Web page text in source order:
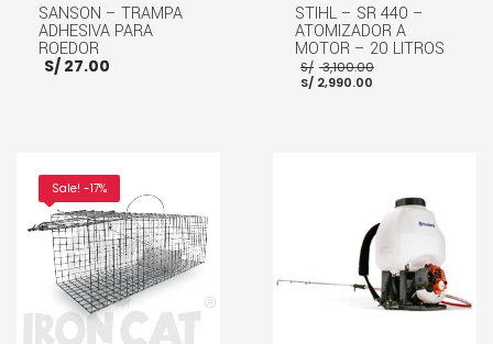
SANSON – TRAMPA
ADHESIVA PARA
ROEDOR
S/ 27.00
STIHL – SR 440 –
ATOMIZADOR A
MOTOR – 20 LITROS
S/ 3,100.00
S/2,990.00
Sale! -17%